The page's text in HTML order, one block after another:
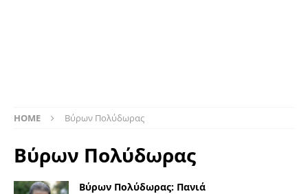
HOME Βύρων Πολύδωρας
Βύρων Πολύδωρας
Βύρων Πολύδωρας: Πανιά